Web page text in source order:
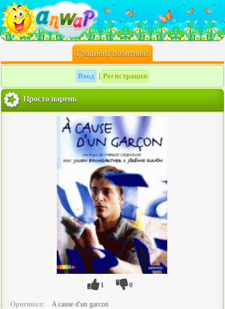
Градиент позитива!
Вход Регистрация
Просто парень
1 0
Оригинал:
A cause d'un garcon